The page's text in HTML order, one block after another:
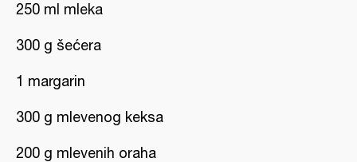
250 ml mleka
300 g šećera
1 margarin
300 g mlevenog keksa
200 g mlevenih oraha